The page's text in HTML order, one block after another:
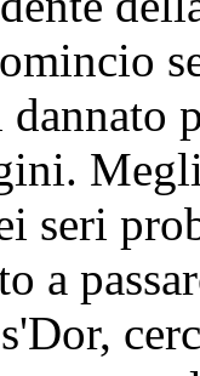
dannato
seri
a